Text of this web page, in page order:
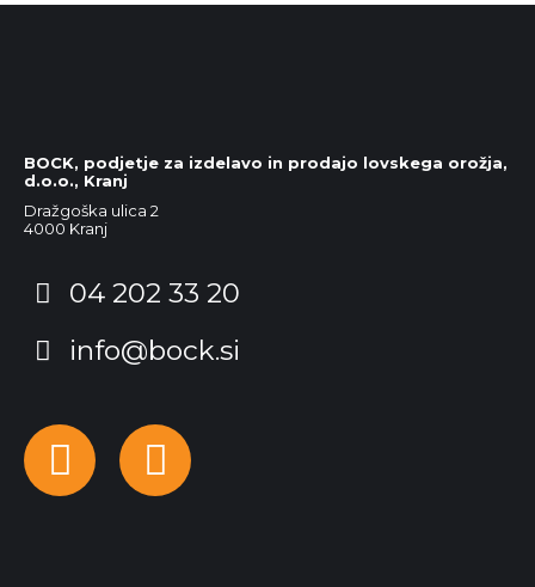
BOCK, podjetje za izdelavo in prodajo lovskega orožja,
d.o.o., Kranj
Dražgoška ulica 2
4000 Kranj
04 202 33 20
info@bock.si
FacebookInstagram